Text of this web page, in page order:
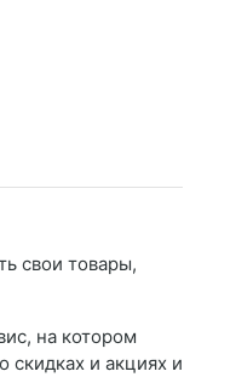
свои товары,
на котором
скидках и акциях и